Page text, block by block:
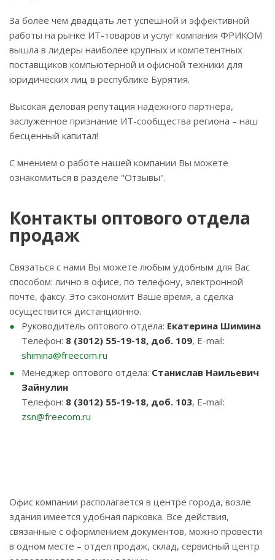
За более чем двадцать лет успешной и эффективной
работы на рынке ИТ-товаров и услуг компания ФРИКОМ
вышла в лидеры наиболее крупных и компетентных
поставщиков компьютерной и офисной техники для
юридических лиц в республике Бурятия.
Высокая деловая репутация надежного партнера,
заслуженное признание ИТ-сообщества региона – наш
бесценный капитал!
С мнением о работе нашей компании Вы можете
ознакомиться в разделе "Отзывы".
Контакты оптового отдела
продаж
Связаться с нами Вы можете любым удобным для Вас
способом: лично в офисе, по телефону, электронной
почте, факсу. Это сэкономит Ваше время, а сделка
осуществится дистанционно.
Руководитель оптового отдела: Екатерина Шимина
Телефон: 8 (3012) 55-19-18, доб. 109, E-mail:
shimina@freecom.ru
Менеджер оптового отдела: Станислав Наильевич
Зайнулин
Телефон: 8 (3012) 55-19-18, доб. 103, E-mail:
zsn@freecom.ru
Офис компании располагается в центре города, возле
здания имеется удобная парковка. Все действия,
связанные с оформлением документов, можно провести
в одном месте – отдел продаж, склад, сервисный центр